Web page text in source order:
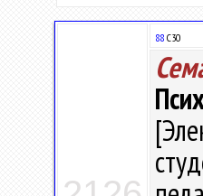
88 С30